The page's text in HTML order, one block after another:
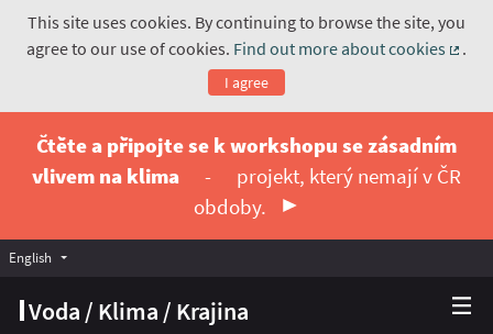
This site uses cookies. By continuing to browse the site, you
agree to our use of cookies. Find out more about cookies
.
I agree
Čtěte a připojte se k workshopu se zásadním
vlivem na klima
-
projekt, který nemají v ČR
obdoby.
Voda / Klima / Krajina
English Vyberte jazyk